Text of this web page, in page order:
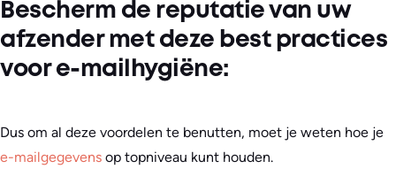
Bescherm de reputatie van uw
afzender met deze best practices
voor e-mailhygiëne:
Dus om al deze voordelen te benutten, moet je weten hoe je
e-mailgegevens op topniveau kunt houden.